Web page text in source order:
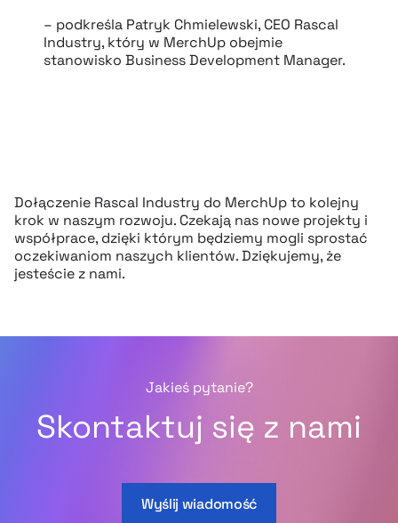
– podkreśla Patryk Chmielewski, CEO Rascal
Industry, który w MerchUp obejmie
stanowisko Business Development Manager.
Dołączenie Rascal Industry do MerchUp to kolejny
krok w naszym rozwoju. Czekają nas nowe projekty i
współprace, dzięki którym będziemy mogli sprostać
oczekiwaniom naszych klientów. Dziękujemy, że
jesteście z nami.
Jakieś pytanie?
Skontaktuj się z nami
Wyślij wiadomość